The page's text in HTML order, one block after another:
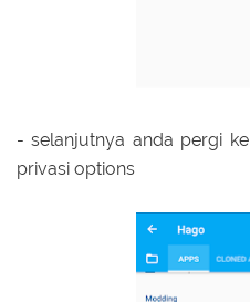
- selanjutnya anda pergi
privasi options